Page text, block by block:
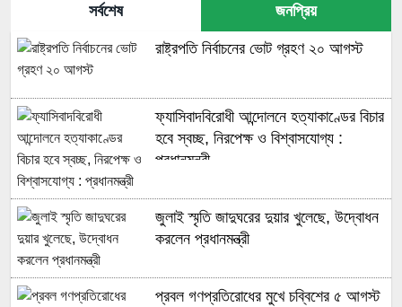
সর্বশেষ জনপ্রিয়
রাষ্ট্রপতি নির্বাচনের ভোট গ্রহণ ২০ আগস্ট
ফ্যাসিবাদবিরোধী আন্দোলনে হত্যাকাণ্ডের বিচার
হবে স্বচ্ছ, নিরপেক্ষ ও বিশ্বাসযোগ্য :
প্রধানমন্ত্রী
জুলাই স্মৃতি জাদুঘরের দুয়ার খুলেছে, উদ্বোধন
করলেন প্রধানমন্ত্রী
প্রবল গণপ্রতিরোধের মুখে চব্বিশের ৫ আগস্ট